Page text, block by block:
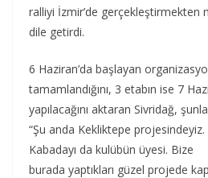
ralliyi İzmir’de gerçekleştirmekten
dile getirdi.
6 Haziran’da başlayan
tamamlandığını, 3 etabın ise 7
yapılacağını aktaran Sivridağ,
“Şu anda Kekliktepe
Kabadayı da kulübün üyesi. Bize
burada yaptıkları güzel projede